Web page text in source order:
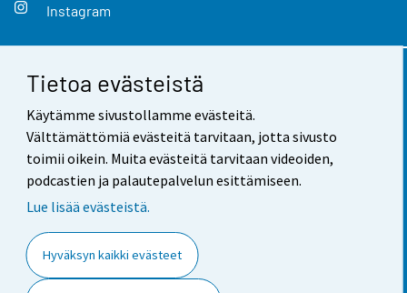
Tietoa evästeistä
Käytämme sivustollamme evästeitä.
Välttämättömiä evästeitä tarvitaan, jotta sivusto
toimii oikein. Muita evästeitä tarvitaan videoiden,
podcastien ja palautepalvelun esittämiseen.
Lue lisää evästeistä.
Hyväksyn kaikki evästeet
Instagram
Yhteystiedot
Palaute
Käyttöehdot
Saavutettavuus
Tietoa sivustosta